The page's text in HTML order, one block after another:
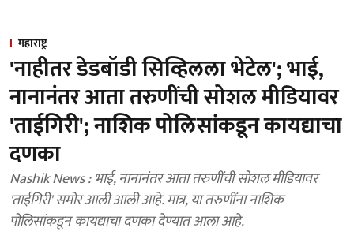
महाराष्ट्र
'नाहीतर डेडबॉडी सिव्हिलला भेटेल'; भाई,
नानानंतर आता तरुणींची सोशल मीडियावर
'ताईगिरी'; नाशिक पोलिसांकडून कायद्याचा
दणका
Nashik News : भाई, नानानंतर आता तरुणींची सोशल मीडियावर
'ताईगिरी' समोर आली आली आहे. मात्र, या तरुणींना नाशिक
पोलिसांकडून कायद्याचा दणका देण्यात आला आहे.